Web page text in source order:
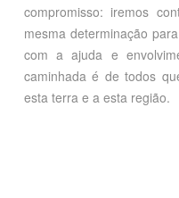
compromisso: iremos
mesma determinação
com a ajuda e
caminhada é de todos
esta terra e a esta região.